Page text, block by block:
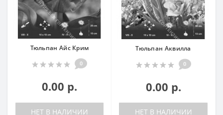
Тюльпан Айс Крим
0
0.00 р.
НЕТ В НАЛИЧИИ
Тюльпан Аквилла
0
0.00 р.
НЕТ В НАЛИЧИИ